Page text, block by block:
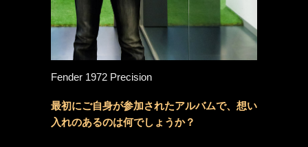
Fender 1972 Precision
最初にご自身が参加されたアルバムで、想い
入れのあるのは何でしょうか？